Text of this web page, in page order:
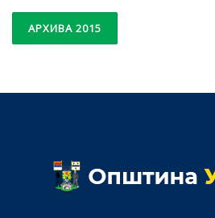
АРХИВА 2015